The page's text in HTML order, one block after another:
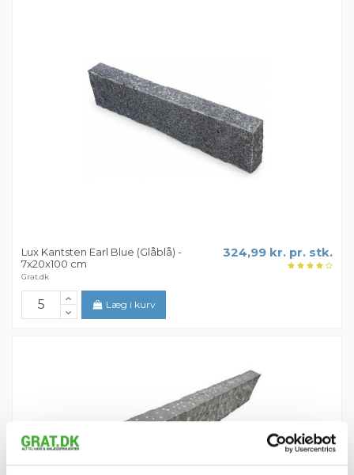
Lux Kantsten Earl Blue (Glåblå) -
7x20x100 cm
Grat.dk
324,99 kr. pr. stk.
Læg i kurv